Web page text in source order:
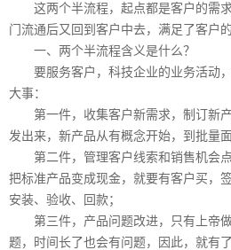
这两个半流程，起点都是客户的需
门流通后又回到客户中去，满足了客户的
一、两个半流程含义是什么？
要服务客户，科技企业的业务活动
大事：
第一件，收集客户新需求，制订新
发出来，新产品从有概念开始，到批量面
第二件，管理客户线索和销售机会
把标准产品变成现金，就要有客户买，
安装、验收、回款；
第三件，产品问题改进，只有上帝
题，时间长了也会有问题，因此，就有